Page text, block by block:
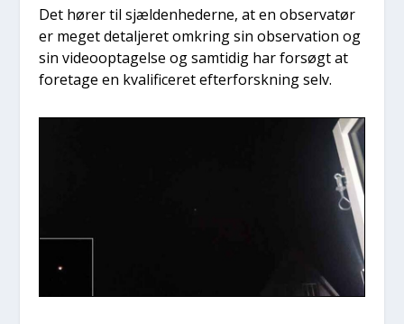
Det hører til sjæl­den­he­der­ne, at en obser­va­tør
er meget detal­je­ret omkring sin obser­va­tion og
sin video­op­ta­gel­se og sam­ti­dig har for­søgt at
fore­ta­ge en kva­li­fi­ce­ret efter­forsk­ning selv.